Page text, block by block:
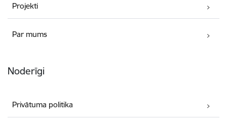
Projekti
Par mums
Noderīgi
Privātuma politika